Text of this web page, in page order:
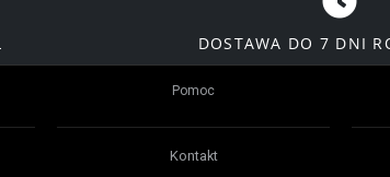
DOSTAWA DO 7 DNI
Pomoc
Kontakt